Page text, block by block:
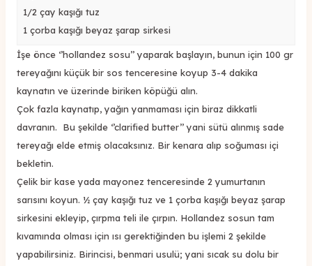
1/2 çay kaşığı tuz
1 çorba kaşığı beyaz şarap sirkesi
İşe önce ‘’hollandez sosu’’ yaparak başlayın, bunun için 100 gr
tereyağını küçük bir sos tenceresine koyup 3-4 dakika
kaynatın ve üzerinde biriken köpüğü alın.
Çok fazla kaynatıp, yağın yanmaması için biraz dikkatli
davranın. Bu şekilde ‘’clarified butter’’ yani sütü alınmış sade
tereyağı elde etmiş olacaksınız. Bir kenara alıp soğuması içi
bekletin.
Çelik bir kase yada mayonez tenceresinde 2 yumurtanın
sarısını koyun. ½ çay kaşığı tuz ve 1 çorba kaşığı beyaz şarap
sirkesini ekleyip, çırpma teli ile çırpın. Hollandez sosun tam
kıvamında olması için ısı gerektiğinden bu işlemi 2 şekilde
yapabilirsiniz. Birincisi, benmari usulü; yani sıcak su dolu bir